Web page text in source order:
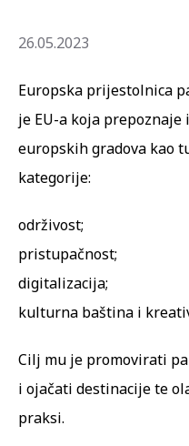
26.05.2023
Europska prijestolnica
je EU-a koja
europskih gradova kao
kategorije:
održivost;
pristupačnost;
digitalizacija;
kulturna baština i
Cilj mu je promovirati
i ojačati destinacije te
praksi.